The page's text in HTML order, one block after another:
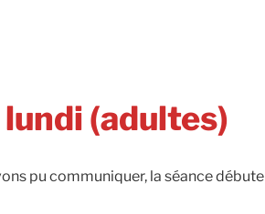
(adultes)
pu communiquer, la séance débute